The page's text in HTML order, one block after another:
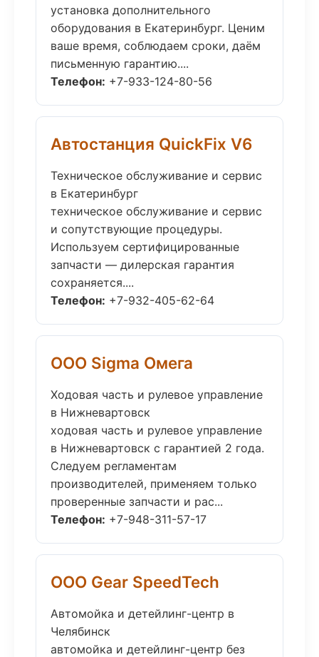
установка дополнительного
оборудования в Екатеринбург. Ценим
ваше время, соблюдаем сроки, даём
письменную гарантию....
Телефон: +7-933-124-80-56
Автостанция QuickFix V6
Техническое обслуживание и сервис
в Екатеринбург
техническое обслуживание и сервис
и сопутствующие процедуры.
Используем сертифицированные
запчасти — дилерская гарантия
сохраняется....
Телефон: +7-932-405-62-64
ООО Sigma Омега
Ходовая часть и рулевое управление
в Нижневартовск
ходовая часть и рулевое управление
в Нижневартовск с гарантией 2 года.
Следуем регламентам
производителей, применяем только
проверенные запчасти и рас...
Телефон: +7-948-311-57-17
ООО Gear SpeedTech
Автомойка и детейлинг-центр в
Челябинск
автомойка и детейлинг-центр без